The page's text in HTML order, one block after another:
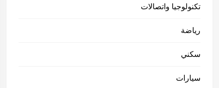
تكنولوجيا واتصالات
رياضة
سكني
سيارات